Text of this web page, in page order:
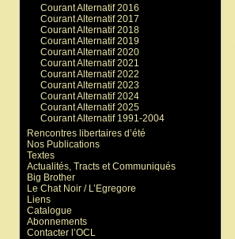
Courant Alternatif 2016
Courant Alternatif 2017
Courant Alternatif 2018
Courant Alternatif 2019
Courant Alternatif 2020
Courant Alternatif 2021
Courant Alternatif 2022
Courant Alternatif 2023
Courant Alternatif 2024
Courant Alternatif 2025
Courant Alternatif 1991-2004
Rencontres libertaires d’été
Nos Publications
Textes
Actualités, Tracts et Communiqués
Big Brother
Le Chat Noir / L’Egregore
Liens
Catalogue
Abonnements
Contacter l’OCL